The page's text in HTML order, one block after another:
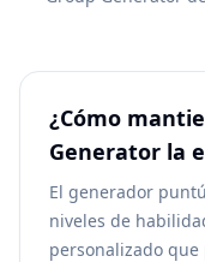
¿Cómo
Generator la
El generador
niveles de
personalizado